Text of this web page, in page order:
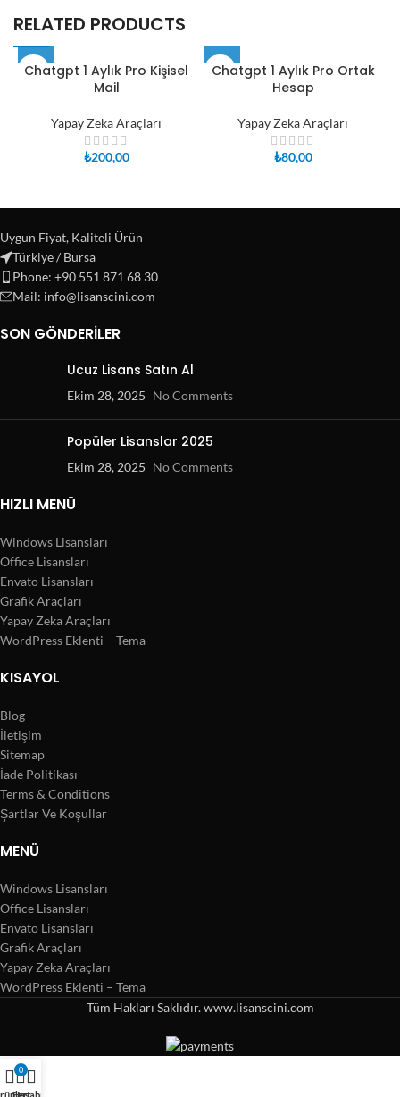
RELATED PRODUCTS
Chatgpt 1 Aylık Pro Kişisel
Mail
Yapay Zeka Araçları
₺200,00
Chatgpt 1 Aylık Pro Ortak
Hesap
Yapay Zeka Araçları
₺80,00
Uygun Fiyat, Kaliteli Ürün
Türkiye / Bursa
Phone: +90 551 871 68 30
Mail: info@lisanscini.com
SON GÖNDERILER
Ucuz Lisans Satın Al
Ekim 28, 2025 No Comments
Popüler Lisanslar 2025
Ekim 28, 2025 No Comments
HIZLI MENÜ
Windows Lisansları
Office Lisansları
Envato Lisansları
Grafik Araçları
Yapay Zeka Araçları
WordPress Eklenti – Tema
KISAYOL
Blog
İletişim
Sitemap
İade Politikası
Terms & Conditions
Şartlar Ve Koşullar
MENÜ
Windows Lisansları
Office Lisansları
Envato Lisansları
Grafik Araçları
Yapay Zeka Araçları
WordPress Eklenti – Tema
Tüm Hakları Saklıdır. www.lisanscini.com
0